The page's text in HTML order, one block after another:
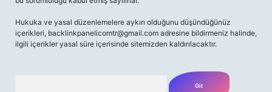
Hukuka ve yasal düzenlemelere aykırı olduğunu düşündüğünüz
içerikleri, backlinkpanelicomtr@gmail.com adresine bildirmeniz halinde,
ilgili içerikler yasal süre içerisinde sitemizden kaldırılacaktır.